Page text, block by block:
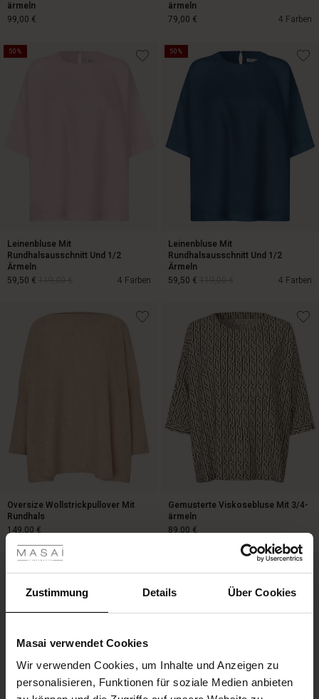
Zustimmung Details Über Cookies
Masai verwendet Cookies
Wir verwenden Cookies, um Inhalte und Anzeigen zu
personalisieren, Funktionen für soziale Medien anbieten
Sale
ansehen
First Layers
Sets
ärmeln
99,00 €
ärmeln
4 Farben
79,00 €
79,00 €
50%
Leinenbluse Mit
Rundhalsausschnitt Und 1/2
Ärmeln
4 Farben
59,50 €
50%
Leinenbluse Mit
Rundhalsausschnitt Und 1/2
Ärmeln
4 Farben
59,50 €
59,50 € 119,00 €
Oversize Wollstrickpullover Mit
Rundhals
149,00 €
149,00 €
Gemusterte Viskosebluse Mit 3/4-
ärmeln
89,00 €
89,00 €